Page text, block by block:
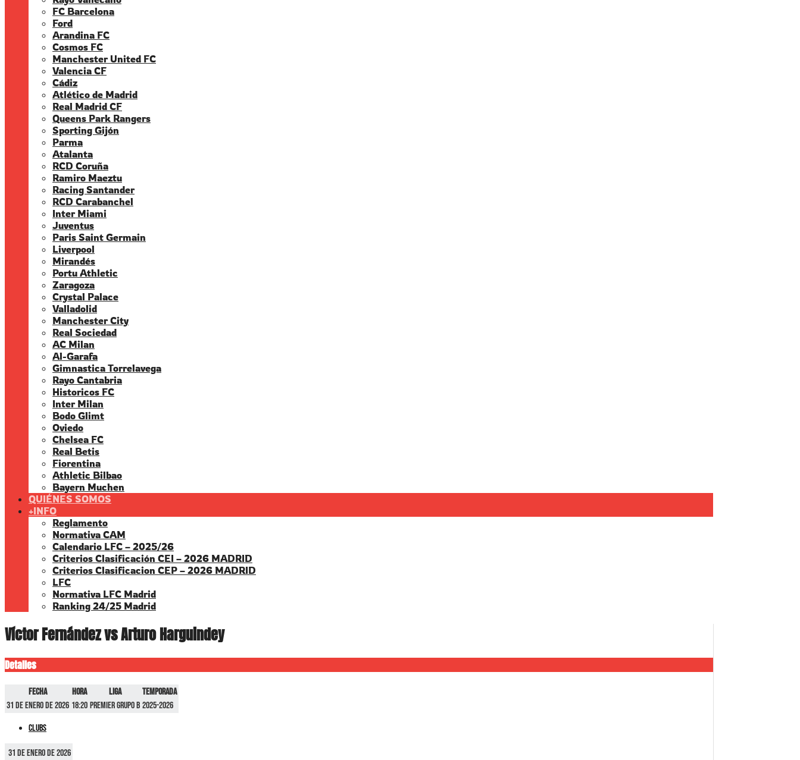
FC Barcelona
Ford
Arandina FC
Cosmos FC
Manchester United FC
Valencia CF
Cádiz
Atlético de Madrid
Real Madrid CF
Queens Park Rangers
Sporting Gijón
Parma
Atalanta
RCD Coruña
Ramiro Maeztu
Racing Santander
RCD Carabanchel
Inter Miami
Juventus
Paris Saint Germain
Liverpool
Mirandés
Portu Athletic
Zaragoza
Crystal Palace
Valladolid
Manchester City
Real Sociedad
AC Milan
Al-Garafa
Gimnastica Torrelavega
Rayo Cantabria
Historicos FC
Inter Milan
Bodo Glimt
Oviedo
Chelsea FC
Real Betis
Fiorentina
Athletic Bilbao
Bayern Muchen
QUIÉNES SOMOS
+INFO
Reglamento
Normativa CAM
Calendario LFC – 2025/26
Criterios Clasificación CEI – 2026 MADRID
Criterios Clasificacion CEP – 2026 MADRID
LFC
Normativa LFC Madrid
Ranking 24/25 Madrid
Víctor Fernández vs Arturo Harguindey
Detalles
Fecha Hora Liga
Temporada
31 de enero de 2026 18:20 Premier GRUPO B 2025-2026
Clubs
31 de enero de 2026